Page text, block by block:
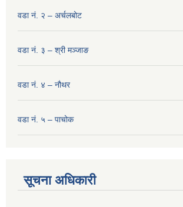
वडा नं. २ – अर्चलबोट
वडा नं. ३ – श्री मञ्‍जाङ
वडा नं. ४ – नौथर
वडा नं. ५ – पाचोक
सूचना अधिकारी